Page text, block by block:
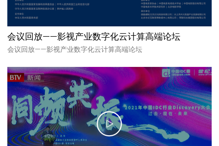
会议回放——影视产业数字化云计算高端论坛
会议回放——影视产业数字化云计算高端论坛